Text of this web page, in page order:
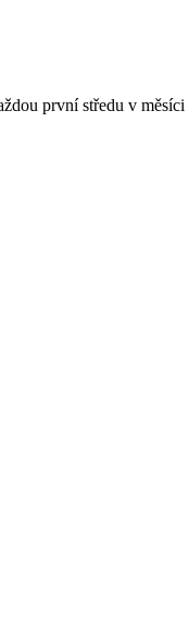
první středu v měsíci